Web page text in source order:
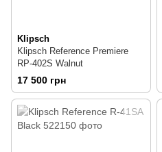
Klipsch
Klipsch Reference Premiere
RP-402S Walnut
17 500 грн